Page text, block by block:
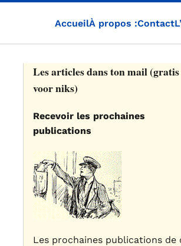
AccueilÀ propos :Contact
Les articles dans ton mail (gratis
voor niks)
Recevoir les prochaines
publications
Les prochaines publications de